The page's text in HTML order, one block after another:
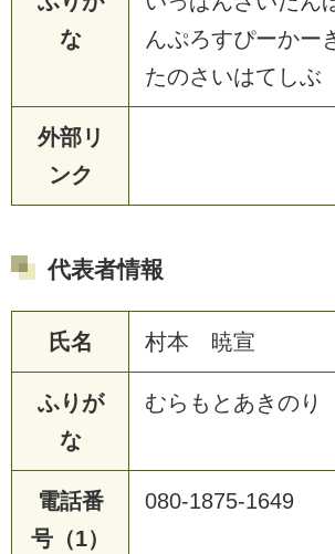
な
んぷろすぴーかー
たのさいはてしぶ
外部リ
ンク
代表者情報
氏名 村本 暁宣
ふりが
な
むらもとあきのり
電話番
号（1）
080-1875-1649